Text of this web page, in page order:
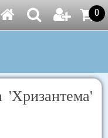
0
'Хризантема'